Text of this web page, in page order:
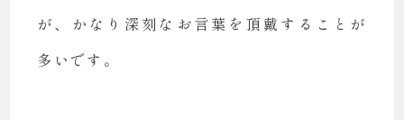
が、かなり深刻なお言葉を頂戴することが
多いです。